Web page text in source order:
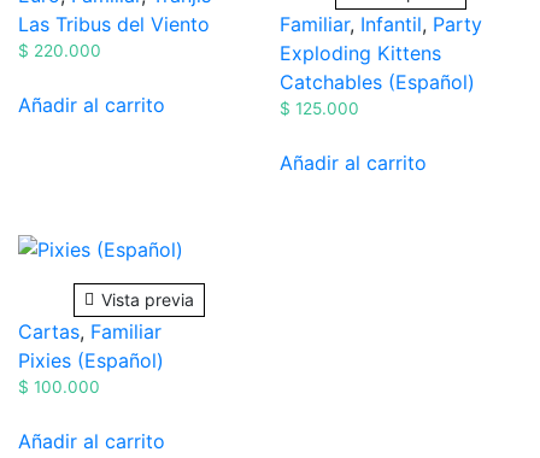
Las Tribus del Viento
$ 220.000
Añadir al carrito
Familiar, Infantil, Party
Exploding Kittens
Catchables (Español)
$ 125.000
Añadir al carrito
Vista previa
Cartas, Familiar
Pixies (Español)
$ 100.000
Añadir al carrito